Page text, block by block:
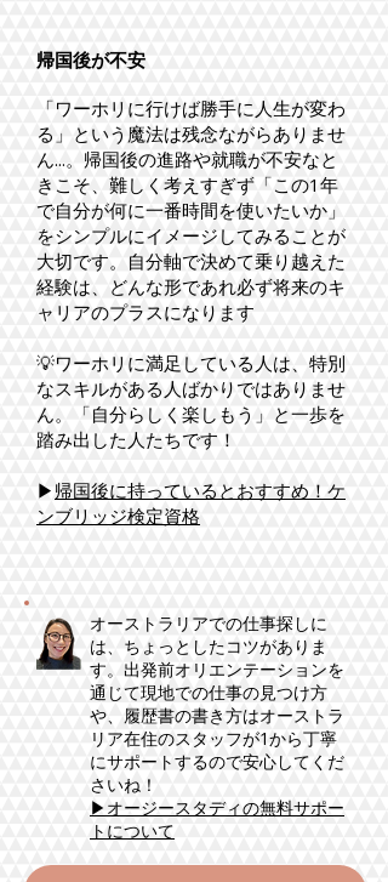
帰国後が不安
「ワーホリに行けば勝手に人生が変わ
る」という魔法は残念ながらありませ
ん...。帰国後の進路や就職が不安なと
きこそ、難しく考えすぎず「この1年
で自分が何に一番時間を使いたいか」
をシンプルにイメージしてみることが
大切です。自分軸で決めて乗り越えた
経験は、どんな形であれ必ず将来のキ
ャリアのプラスになります
💡ワーホリに満足している人は、特別
なスキルがある人ばかりではありませ
ん。「自分らしく楽しもう」と一歩を
踏み出した人たちです！
​▶ 帰国後に持っているとおすすめ！ケ
ンブリッジ検定資格
オーストラリアでの仕事探しに
は、ちょっとしたコツがありま
す。出発前オリエンテーションを
通じて現地での仕事の見つけ方
や、履歴書の書き方はオーストラ
リア在住のスタッフが1から丁寧
にサポートするので安心してくだ
さいね！
▶オージースタディの無料サポー
トについて